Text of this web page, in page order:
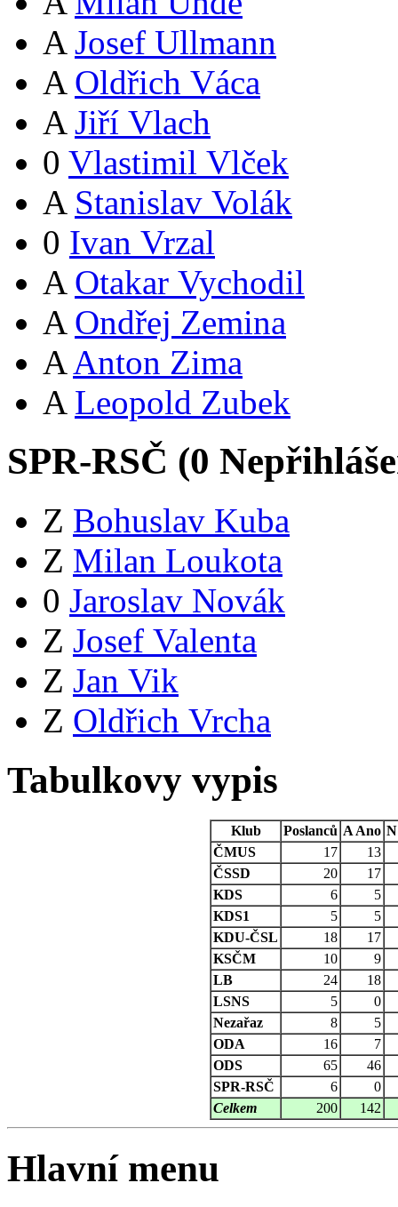
A Josef Ullmann
A Oldřich Váca
A Jiří Vlach
0 Vlastimil Vlček
A Stanislav Volák
0 Ivan Vrzal
A Otakar Vychodil
A Ondřej Zemina
A Anton Zima
A Leopold Zubek
SPR-RSČ (0
Z Bohuslav Kuba
Z Milan Loukota
0 Jaroslav Novák
Z Josef Valenta
Z Jan Vik
Z Oldřich Vrcha
Tabulkovy vypis
Klub Poslanců A Ano N
ČMUS
17
13
ČSSD
20
17
KDS
6
5
KDS1
5
5
KDU-ČSL
18
17
KSČM
10
9
LB
24
18
LSNS
5
0
Nezařaz
8
5
ODA
16
7
ODS
65
46
SPR-RSČ
6
0
Celkem
200 142
Hlavní menu